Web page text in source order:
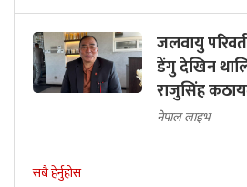
जलवायु
डेंगु देखिन
राजुसिंह
नेपाल लाइभ
सबै हेर्नुहोस